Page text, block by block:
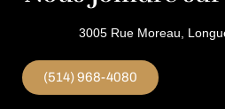
3005 Rue Moreau,
(514) 968-4080